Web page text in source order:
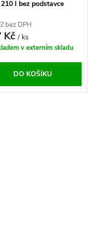
l bez podstavce
bez DPH
Kč/ ks
v externím skladu
DO KOŠÍKU